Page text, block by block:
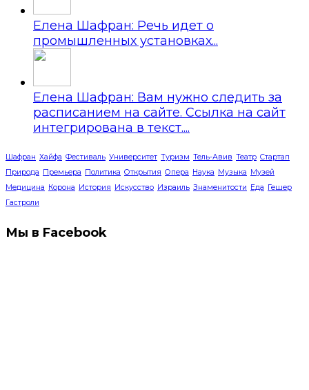
Елена Шафран: Речь идет о
промышленных установках...
Елена Шафран: Вам нужно следить за
расписанием на сайте. Ссылка на сайт
интегрирована в текст....
Шафран Хайфа Фестиваль Университет Туризм Тель-Авив Театр Стартап
Природа Премьера Политика Открытия Опера Наука Музыка Музей
Медицина Корона История Искусство Израиль Знаменитости Еда Гешер
Гастроли
Мы в Facebook